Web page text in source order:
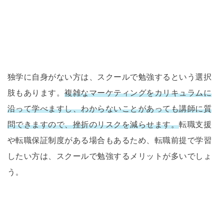
独学に自身がない方は、スクールで勉強するという選択
肢もあります。複雑なマーケティングをカリキュラムに
沿って学べますし、わからないことがあっても講師に質
問できますので、挫折のリスクを減らせます。転職支援
や転職保証制度がある場合もあるため、転職前提で学習
したい方は、スクールで勉強するメリットが多いでしょ
う。